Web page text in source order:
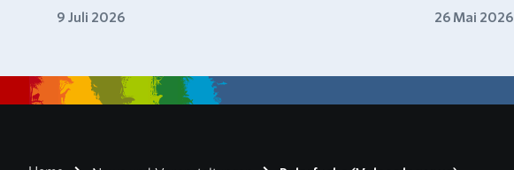
Umbaumaßnahm…
9 Juli 2026
26 Mai 2026